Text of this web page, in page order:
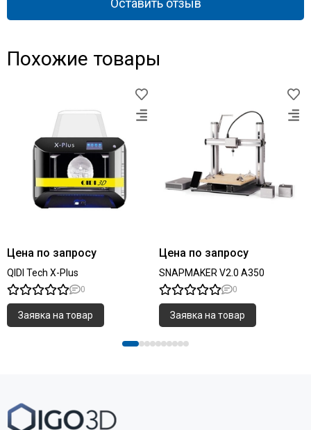
Похожие товары
Цена по запросу
QIDI Tech X-Plus
0
Заявка на товар
Цена по запросу
SNAPMAKER V2.0 A350
0
Заявка на товар